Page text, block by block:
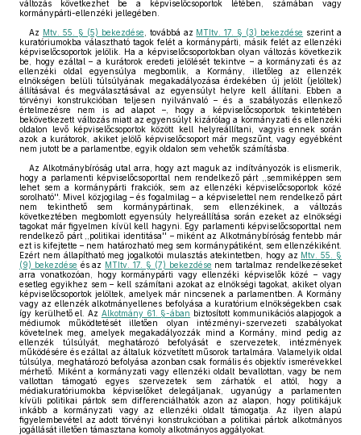
változás következhet be a képviselőcsoportok létében, számában vagy
kormánypárti-ellenzéki jellegében.
Az Mtv. 55. § (5) bekezdése , továbbá az MTItv. 17. § (3) bekezdése szerint a
kuratóriumokba választható tagok felét a kormánypárti, másik felét az ellenzéki
képviselőcsoportok jelölik. Ha a képviselőcsoportokban olyan változás következik
be, hogy ezáltal – a kurátorok eredeti jelölését tekintve – a kormányzati és az
ellenzéki oldal egyensúlya megbomlik, a Kormány, illetőleg az ellenzék
elnökségen belüli túlsúlyának megakadályozása érdekében új jelölt (jelöltek)
állításával és megválasztásával az egyensúlyt helyre kell állítani. Ebben a
törvényi konstrukcióban teljesen nyilvánvaló – és a szabályozás ellenkező
értelmezésre nem is ad alapot –, hogy a képviselőcsoportok tekintetében
bekövetkezett változás miatt az egyensúlyt kizárólag a kormányzati és ellenzéki
oldalon levő képviselőcsoportok között kell helyreállítani, vagyis ennek során
azok a kurátorok, akiket jelölő képviselőcsoport már megszűnt, vagy egyébként
nem jutott be a parlamentbe, egyik oldalon sem vehetők számításba.
Az Alkotmánybíróság utal arra, hogy azt maguk az indítványozók is elismerik,
hogy a parlamenti képviselőcsoporttal nem rendelkező párt ,,semmiképpen sem
lehet sem a kormánypárti frakciók, sem az ellenzéki képviselőcsoportok közé
sorolható''. Mivel közjogilag – és fogalmilag – a képviselettel nem rendelkező párt
nem tekinthető sem kormánypártinak, sem ellenzékinek, a változás
következtében megbomlott egyensúly helyreállítása során ezeket az elnökségi
tagokat már figyelmen kívül kell hagyni. Egy parlamenti képviselőcsoporttal nem
rendelkező párt ,,politikai identitása'' – miként az Alkotmánybíróság fentebb már
ezt is kifejtette – nem határozható meg sem kormánypátiként, sem ellenzékiként.
Ezért nem állapítható meg jogalkotói mulasztás atekintetben, hogy az Mtv. 55. §
(9) bekezdése és az MTItv. 17. § (7) bekezdése nem tartalmaz rendelkezéseket
arra vonatkozóan, hogy kormánypárti vagy ellenzéki képviselők közé – vagy
esetleg egyikhez sem – kell számítani azokat az elnökségi tagokat, akiket olyan
képviselőcsoportok jelöltek, amelyek már nincsenek a parlamentben. A Kormány
vagy az ellenzék alkotmányellenes befolyása a kuratórium elnökségekben csak
így kerülhető el. Az Alkotmány 61. §-ában biztosított kommunikációs alapjogok a
médiumok működtetését illetően olyan intézményi-szervezeti szabályokat
követelnek meg, amelyek megakadályozzák mind a Kormány, mind pedig az
ellenzék túlsúlyát, meghatározó befolyását e szervezetek, intézmények
működésére és ezáltal az általuk közvetített műsorok tartalmára. Valamelyik oldal
túlsúlya, meghatározó befolyása azonban csak formális és objektív ismerévekkel
mérhető. Miként a kormányzati vagy ellenzéki oldalt bevallottan, vagy be nem
vallottan támogató egyes szervezetek sem zárhatók el attól, hogy a
médiakuratóriumokba képviselőket delegáljanak, ugyanúgy a parlamenten
kívüli politikai pártok sem differenciálhatók azon az alapon, hogy politikájuk
inkább a kormányzati vagy az ellenzéki oldalt támogatja. Az ilyen alapú
figyelembevétel az adott törvényi konstrukcióban a politikai pártok alkotmányos
jogállását illetően támasztana komoly alkotmányos aggályokat.